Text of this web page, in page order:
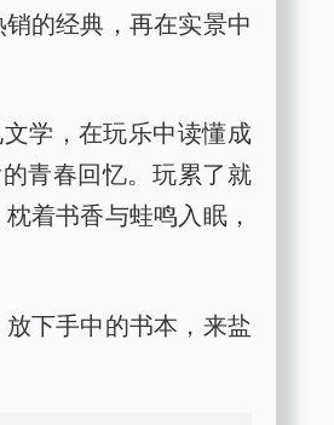
的经典，再在实景中
学，在玩乐中读懂成
青春回忆。玩累了就
着书香与蛙鸣入眠，
下手中的书本，来盐